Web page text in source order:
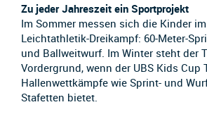
Zu jeder Jahreszeit ein Sportprojekt
Im Sommer messen sich die Kinder
Leichtathletik-Dreikampf: 60-Meter-
und Ballweitwurf. Im Winter steht der
Vordergrund, wenn der UBS Kids Cup
Hallenwettkämpfe wie Sprint- und
Stafetten bietet.